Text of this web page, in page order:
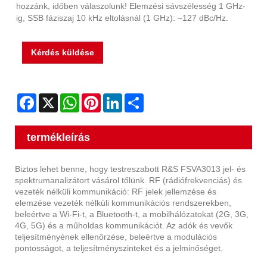
hozzánk, időben válaszolunk! Elemzési sávszélesség 1 GHz-
ig, SSB fáziszaj 10 kHz eltolásnál (1 GHz): –127 dBc/Hz.
Kérdés küldése
Facebook
X WhatsAppPinterestLinkedIn
termékleírás
Biztos lehet benne, hogy testreszabott R&S FSVA3013 jel- és
spektrumanalizátort vásárol tőlünk. RF (rádiófrekvenciás) és
vezeték nélküli kommunikáció: RF jelek jellemzése és
elemzése vezeték nélküli kommunikációs rendszerekben,
beleértve a Wi-Fi-t, a Bluetooth-t, a mobilhálózatokat (2G, 3G,
4G, 5G) és a műholdas kommunikációt. Az adók és vevők
teljesítményének ellenőrzése, beleértve a modulációs
pontosságot, a teljesítményszinteket és a jelminőséget.